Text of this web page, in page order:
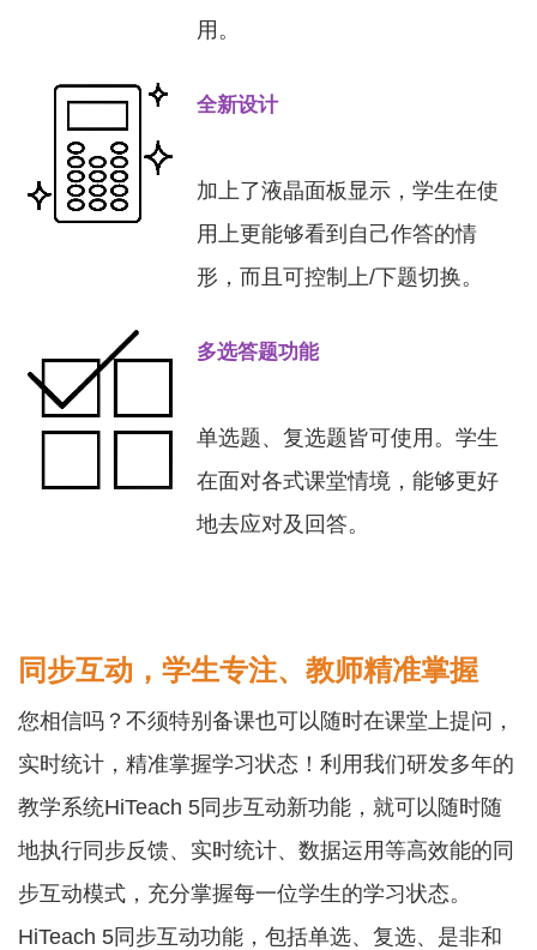
用。
全新设计
加上了液晶面板显示，学生在使
用上更能够看到自己作答的情
形，而且可控制上/下题切换。
多选答题功能
单选题、复选题皆可使用。学生
在面对各式课堂情境，能够更好
地去应对及回答。
同步互动，学生专注、教师精准掌握
您相信吗？不须特别备课也可以随时在课堂上提问，
实时统计，精准掌握学习状态！利用我们研发多年的
教学系统HiTeach 5同步互动新功能，就可以随时随
地执行同步反馈、实时统计、数据运用等高效能的同
步互动模式，充分掌握每一位学生的学习状态。
HiTeach 5同步互动功能，包括单选、复选、是非和